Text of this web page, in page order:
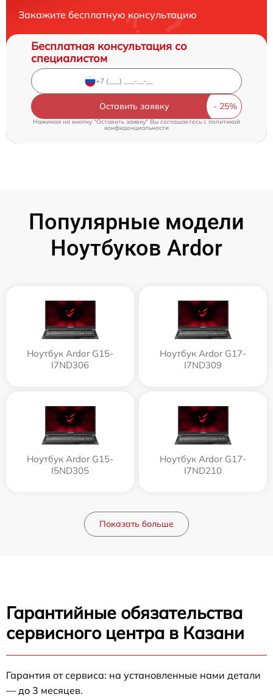
Закажите бесплатную консультацию
Бесплатная консультация со
специалистом
Оставить заявку
Нажимая на кнопку "Оставить заявку" Вы соглашаетесь cполитикой
конфиденциальности
Популярные модели
Ноутбуков Ardor
Ноутбук Ardor G15-
I7ND306
Ноутбук Ardor G17-
I7ND309
Ноутбук Ardor G15-
I5ND305
Ноутбук Ardor G17-
I7ND210
Показать больше
Гарантийные обязательства
сервисного центра в Казани
Гарантия от сервиса: на установленные нами детали
— до 3 месяцев.